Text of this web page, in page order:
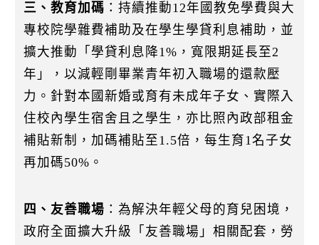
三、教育加碼 ：持續推動12年國教免學費與大
專校院學雜費補助及在學生學貸利息補助，並
擴大推動「學貸利息降1%，寬限期延長至2
年」，以減輕剛畢業青年初入職場的還款壓
力。針對本國新婚或育有未成年子女、實際入
住校內學生宿舍且之學生，亦比照內政部租金
補貼新制，加碼補貼至1.5倍，每生育1名子女
再加碼50%。
四、友善職場 ：為解決年輕父母的育兒困境，
政府全面擴大升級「友善職場」相關配套，勞